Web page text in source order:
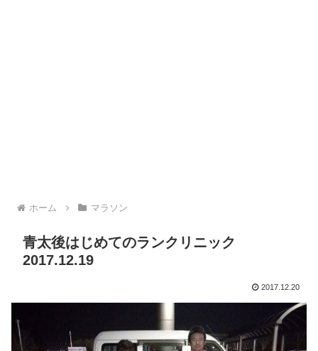
ホーム マラソン
青太後はじめてのランクリニック
2017.12.19
2017.12.20